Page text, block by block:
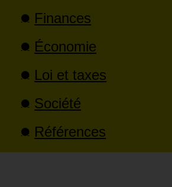
Finances
Économie
Loi et taxes
Société
Références